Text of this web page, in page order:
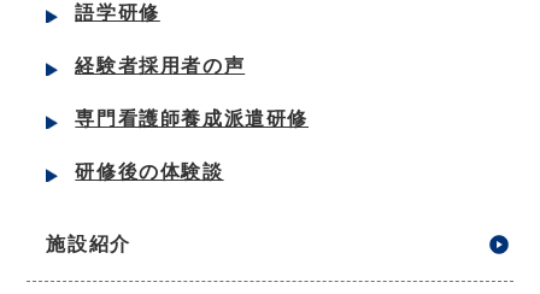
語学研修
経験者採用者の声
専門看護師養成派遣研修
研修後の体験談
施設紹介